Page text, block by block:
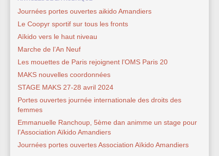
Journées portes ouvertes aikido Amandiers
Le Coopyr sportif sur tous les fronts
Aïkido vers le haut niveau
Marche de l’An Neuf
Les mouettes de Paris rejoignent l’OMS Paris 20
MAKS nouvelles coordonnées
STAGE MAKS 27-28 avril 2024
Portes ouvertes journée internationale des droits des
femmes
Emmanuelle Ranchoup, 5ème dan animme un stage pour
l’Association Aïkido Amandiers
Journées portes ouvertes Association Aïkido Amandiers